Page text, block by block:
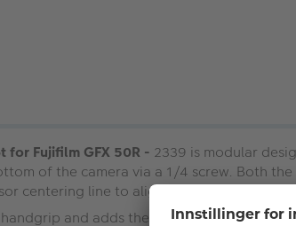
for Fujifilm GFX 50R - 2339 is modular
of the camera via a 1/4 screw. Both
centering line to align the camera on a
and adds the height to support